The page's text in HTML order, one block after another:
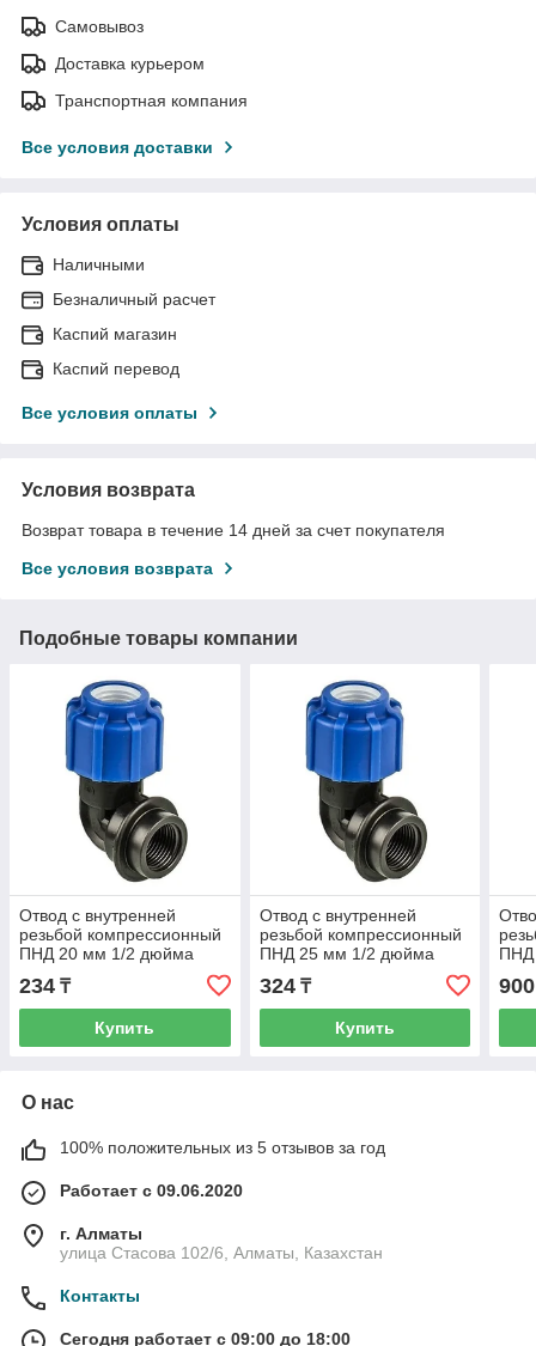
Самовывоз
Доставка курьером
Транспортная компания
Все условия доставки
Условия оплаты
Наличными
Безналичный расчет
Каспий магазин
Каспий перевод
Все условия оплаты
Условия возврата
Возврат товара в течение 14 дней за счет покупателя
Все условия возврата
Подобные товары компании
Отвод с внутренней
резьбой компрессионный
ПНД 20 мм 1/2 дюйма
234 ₸
Купить
Отвод с внутренней
резьбой компрессионный
ПНД 25 мм 1/2 дюйма
324₸
Купить
ПНД
900
О нас
100% положительных из 5 отзывов за год
Работает с 09.06.2020
г. Алматы
улица Стасова 102/6, Алматы, Казахстан
Контакты
Сегодня работает с 09:00 до 18:00